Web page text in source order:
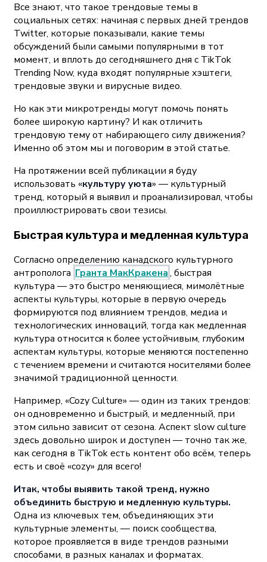
Все знают, что такое трендовые темы в
социальных сетях: начиная с первых дней трендов
Twitter, которые показывали, какие темы
обсуждений были самыми популярными в тот
момент, и вплоть до сегодняшнего дня с TikTok
Trending Now, куда входят популярные хэштеги,
трендовые звуки и вирусные видео.
Но как эти микротренды могут помочь понять
более широкую картину? И как отличить
трендовую тему от набирающего силу движения?
Именно об этом мы и поговорим в этой статье.
На протяжении всей публикации я буду
использовать «культуру уюта» — культурный
тренд, который я выявил и проанализировал, чтобы
проиллюстрировать свои тезисы.
Быстрая культура и медленная культура
Согласно определению канадского культурного
антрополога Гранта МакКракена, быстрая
культура — это быстро меняющиеся, мимолётные
аспекты культуры, которые в первую очередь
формируются под влиянием трендов, медиа и
технологических инноваций, тогда как медленная
культура относится к более устойчивым, глубоким
аспектам культуры, которые меняются постепенно
с течением времени и считаются носителями более
значимой традиционной ценности.
Например, «Cozy Culture» — один из таких трендов:
он одновременно и быстрый, и медленный, при
этом сильно зависит от сезона. Аспект slow culture
здесь довольно широк и доступен — точно так же,
как сегодня в TikTok есть контент обо всём, теперь
есть и своё «cozy» для всего!
Итак, чтобы выявить такой тренд, нужно
объединить быструю и медленную культуры.
Одна из ключевых тем, объединяющих эти
культурные элементы, — поиск сообщества,
которое проявляется в виде трендов разными
способами, в разных каналах и форматах.